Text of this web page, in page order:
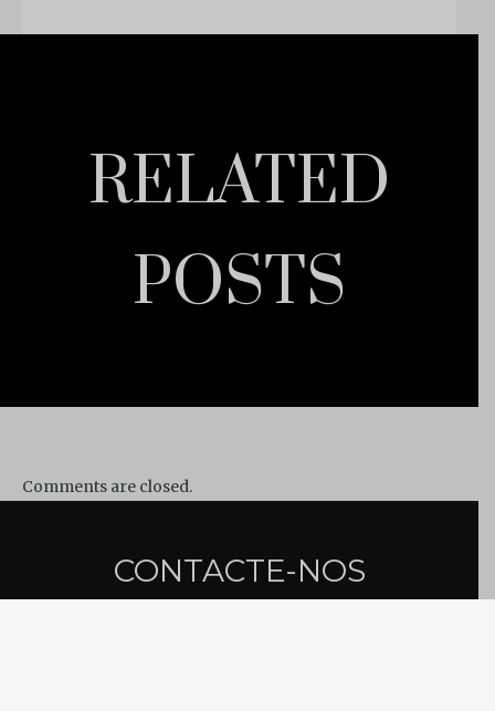
RELATED
POSTS
Comments are closed.
CONTACTE-NOS